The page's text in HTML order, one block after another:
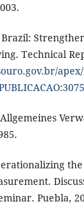
Brazil:
Technical
Puebla,